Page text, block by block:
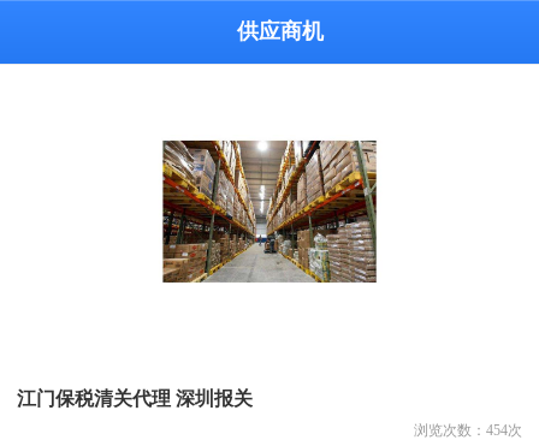
供应商机
江门保税清关代理 深圳报关
浏览次数： 454次